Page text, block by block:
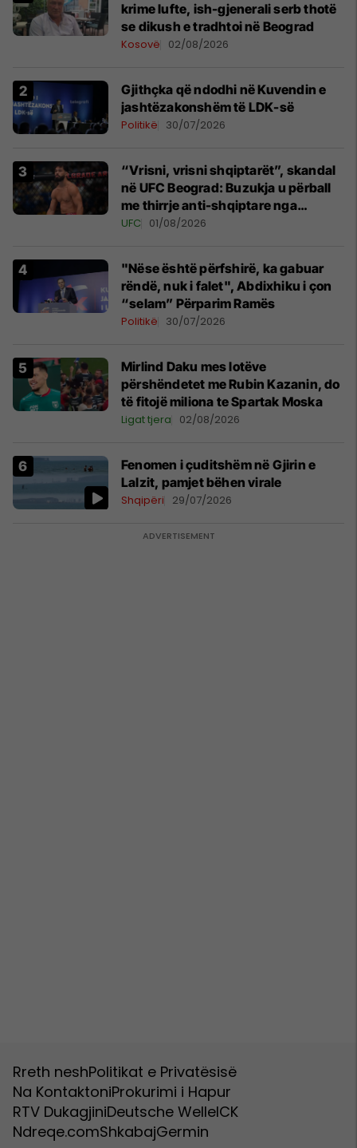
krime lufte, ish-gjenerali serb thotë
se dikush e tradhtoi në Beograd
Kosovë 02/08/2026
Gjithçka që ndodhi në Kuvendin e
jashtëzakonshëm të LDK-së
Politikë 30/07/2026
“Vrisni, vrisni shqiptarët”, skandal
në UFC Beograd: Buzukja u përball
me thirrje anti-shqiptare nga
tribunat
UFC 01/08/2026
"Nëse është përfshirë, ka gabuar
rëndë, nuk i falet", Abdixhiku i çon
“selam” Përparim Ramës
Politikë 30/07/2026
Mirlind Daku mes lotëve
përshëndetet me Rubin Kazanin, do
të fitojë miliona te Spartak Moska
Ligat tjera 02/08/2026
Fenomen i çuditshëm në Gjirin e
Lalzit, pamjet bëhen virale
Shqipëri 29/07/2026
Rreth neshPolitikat e Privatësisë
Na KontaktoniProkurimi i Hapur
RTV DukagjiniDeutsche WelleICK
Ndreqe.comShkabajGermin